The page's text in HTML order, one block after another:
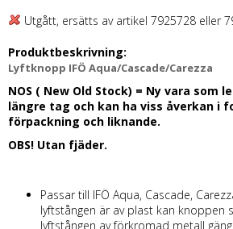
Utgått, ersätts av artikel 7925728 eller
Produktbeskrivning:
Lyftknopp IFÖ Aqua/Cascade/Carezza
NOS ( New Old Stock) = Ny vara som
längre tag och kan ha viss åverkan i
förpackning och liknande.
OBS! Utan fjäder.
Passar till IFÖ Aqua, Cascade,
lyftstången är av plast kan knoppen
lyftstången av förkromad metall